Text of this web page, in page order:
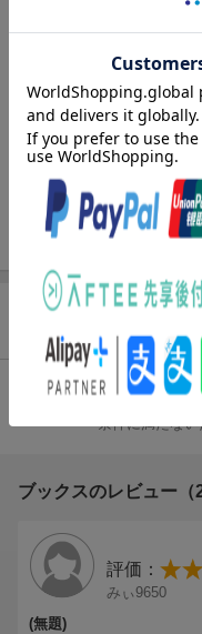
■本書に付属するアイテム
・覚えた内容をクイズ形
・暗記に便利な「赤フィ
■こんな人におすすめ
1.高校生物の用語の定着
本書は，高校生物用語に
特に重要な用語について
し解くことで知識の定着
2.本当に出る単語だけを
のランクをつけて掲載し
試験まで時間がない人で
な用語を身につけること
をご用意しています。
ことができます。
内容紹介（JPROよ
最新入試問題データを徹
要頻度をランク順で明示
る。また、本書の内容に
ので、覚えた用語をいつ
る。
商品レビュー（2
総合評
条件に満たな
ブックスのレビュー（2
評価：
みぃ9650
(無題)